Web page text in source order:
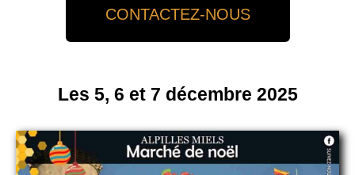
CONTACTEZ-NOUS
Les 5, 6 et 7 décembre 2025